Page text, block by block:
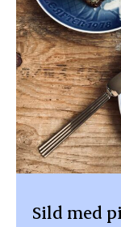
Sild med